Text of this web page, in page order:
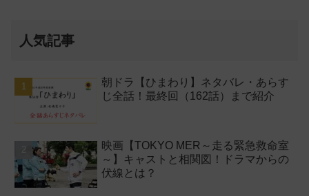
人気記事
朝ドラ【ひまわり】ネタバレ・あらす
じ全話！最終回（162話）まで紹介
映画【TOKYO MER～走る緊急救命室
～】キャストと相関図！ドラマからの
伏線とは？